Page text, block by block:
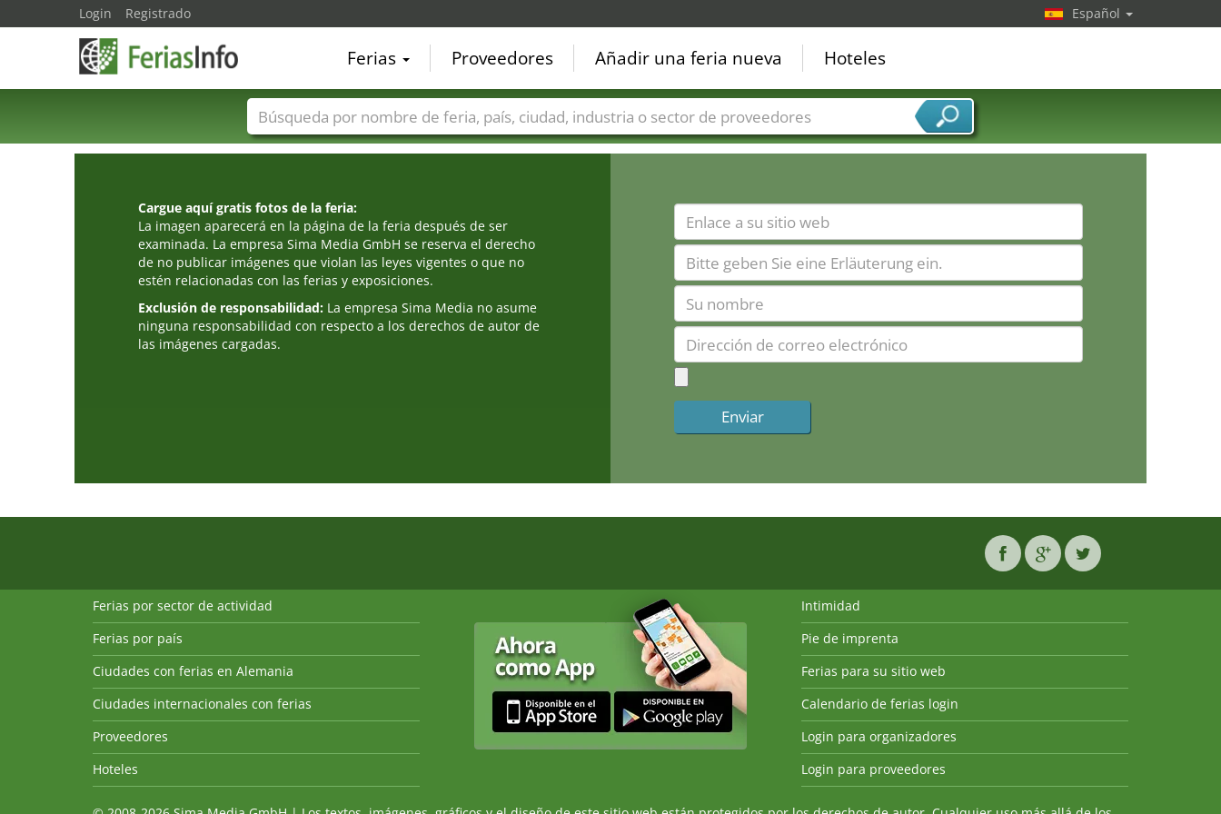
Cargue aquí gratis fotos de la feria:
La imagen aparecerá en la página de la feria después de ser
examinada. La empresa Sima Media GmbH se reserva el derecho
de no publicar imágenes que violan las leyes vigentes o que no
estén relacionadas con las ferias y exposiciones.
Exclusión de responsabilidad: La empresa Sima Media no asume
ninguna responsabilidad con respecto a los derechos de autor de
las imágenes cargadas.
Login Registrado Español
Ferias Proveedores Añadir una feria nueva Hoteles
Nombres de ferias Países Ciudades Sectores de ferias Sectores de proveedor de servicios
Ferias por sector de actividad
Ferias por país
Ciudades con ferias en Alemania
Ciudades internacionales con ferias
Proveedores
Hoteles
Intimidad
Pie de imprenta
Ferias para su sitio web
Calendario de ferias login
Login para organizadores
Login para proveedores